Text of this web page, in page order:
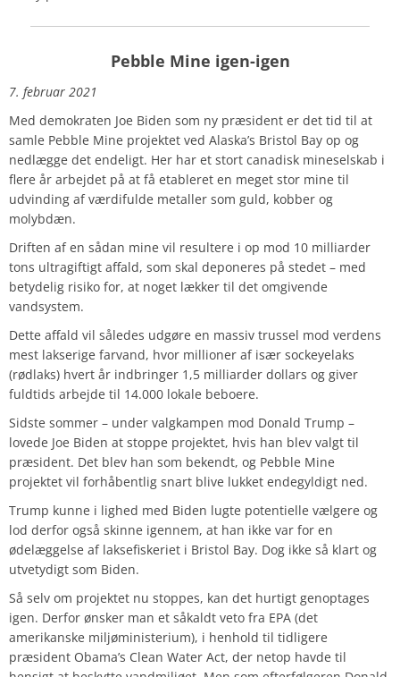
Pebble Mine igen-igen
7. februar 2021
Med demokraten Joe Biden som ny præsident er det tid til at
samle Pebble Mine projektet ved Alaska’s Bristol Bay op og
nedlægge det endeligt. Her har et stort canadisk mineselskab i
flere år arbejdet på at få etableret en meget stor mine til
udvinding af værdifulde metaller som guld, kobber og
molybdæn.
Driften af en sådan mine vil resultere i op mod 10 milliarder
tons ultragiftigt affald, som skal deponeres på stedet – med
betydelig risiko for, at noget lækker til det omgivende
vandsystem.
Dette affald vil således udgøre en massiv trussel mod verdens
mest lakserige farvand, hvor millioner af især sockeyelaks
(rødlaks) hvert år indbringer 1,5 milliarder dollars og giver
fuldtids arbejde til 14.000 lokale beboere.
Sidste sommer – under valgkampen mod Donald Trump –
lovede Joe Biden at stoppe projektet, hvis han blev valgt til
præsident. Det blev han som bekendt, og Pebble Mine
projektet vil forhåbentlig snart blive lukket endegyldigt ned.
Trump kunne i lighed med Biden lugte potentielle vælgere og
lod derfor også skinne igennem, at han ikke var for en
ødelæggelse af laksefiskeriet i Bristol Bay. Dog ikke så klart og
utvetydigt som Biden.
Så selv om projektet nu stoppes, kan det hurtigt genoptages
igen. Derfor ønsker man et såkaldt veto fra EPA (det
amerikanske miljøministerium), i henhold til tidligere
præsident Obama’s Clean Water Act, der netop havde til